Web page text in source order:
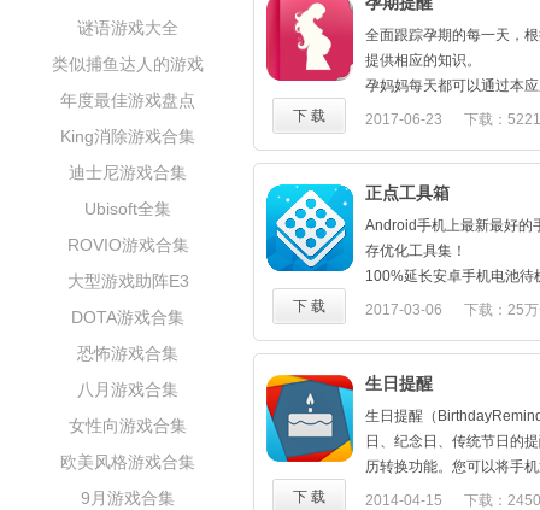
谜语游戏大全
类似捕鱼达人的游戏
年度最佳游戏盘点
King消除游戏合集
迪士尼游戏合集
Ubisoft全集
ROVIO游戏合集
大型游戏助阵E3
DOTA游戏合集
恐怖游戏合集
八月游戏合集
女性向游戏合集
欧美风格游戏合集
9月游戏合集
全面跟踪孕期的每一天，
提供相应的知识。
孕妈妈每天都可以通过本
孕妇的生理变化、注意事
列表，帮助你更好的做好
2017-06-23 下载：
下 载
正点工具箱
Android手机上最新最好的
存优化工具集！
100%延长安卓手机电池待
守住电量、管住流量、杀
正点工具箱--手机优化小管
功能介绍：
音量|重力感应|蓝牙|同步
锁|GPS|杀进程|一键省电|
理，3种桌面插件风格可供
了！
2017-03-06 下载：25
下 载
生日提醒
生日提醒（
日、纪念日、传统节日的
历转换功能。您可以将手
导入到产品中，我们为您
2014-04-15 下载：
下 载